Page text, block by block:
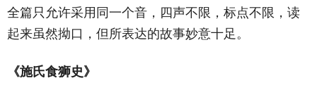
全篇只允许采用同一个音，四声不限，标点不限，读
起来虽然拗口，但所表达的故事妙意十足。
《施氏食狮史》